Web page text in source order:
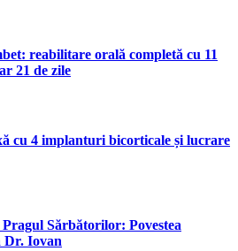
reabilitare orală completă cu 11
21 de zile
cu 4 implanturi bicorticale și lucrare
Sărbătorilor: Povestea
Dr. Iovan